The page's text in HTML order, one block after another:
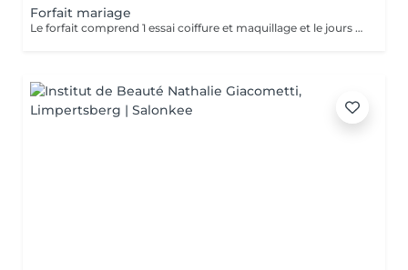
Forfait mariage
Le forfait comprend 1 essai coiffure et maquillage et le jours du mariage